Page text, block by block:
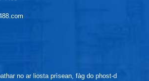
no ar liosta prìsean, fàg do phost-d